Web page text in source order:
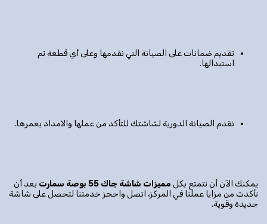
تقديم ضمانات على الصيانة التي نقدمها وعلى أي قطعة تم
استبدالها.
نقدم الصيانة الدورية لشاشتك للتأكد من عملها والامداد بعمرها.
يمكنك الآن أن تتمتع بكل مميزات شاشة جاك 55 بوصة سمارت
بعد أن
تأكدت من مزايا عملنا في المركز، اتصل واحجز خدمتنا لتحصل على شاشة
جديدة وقوية.